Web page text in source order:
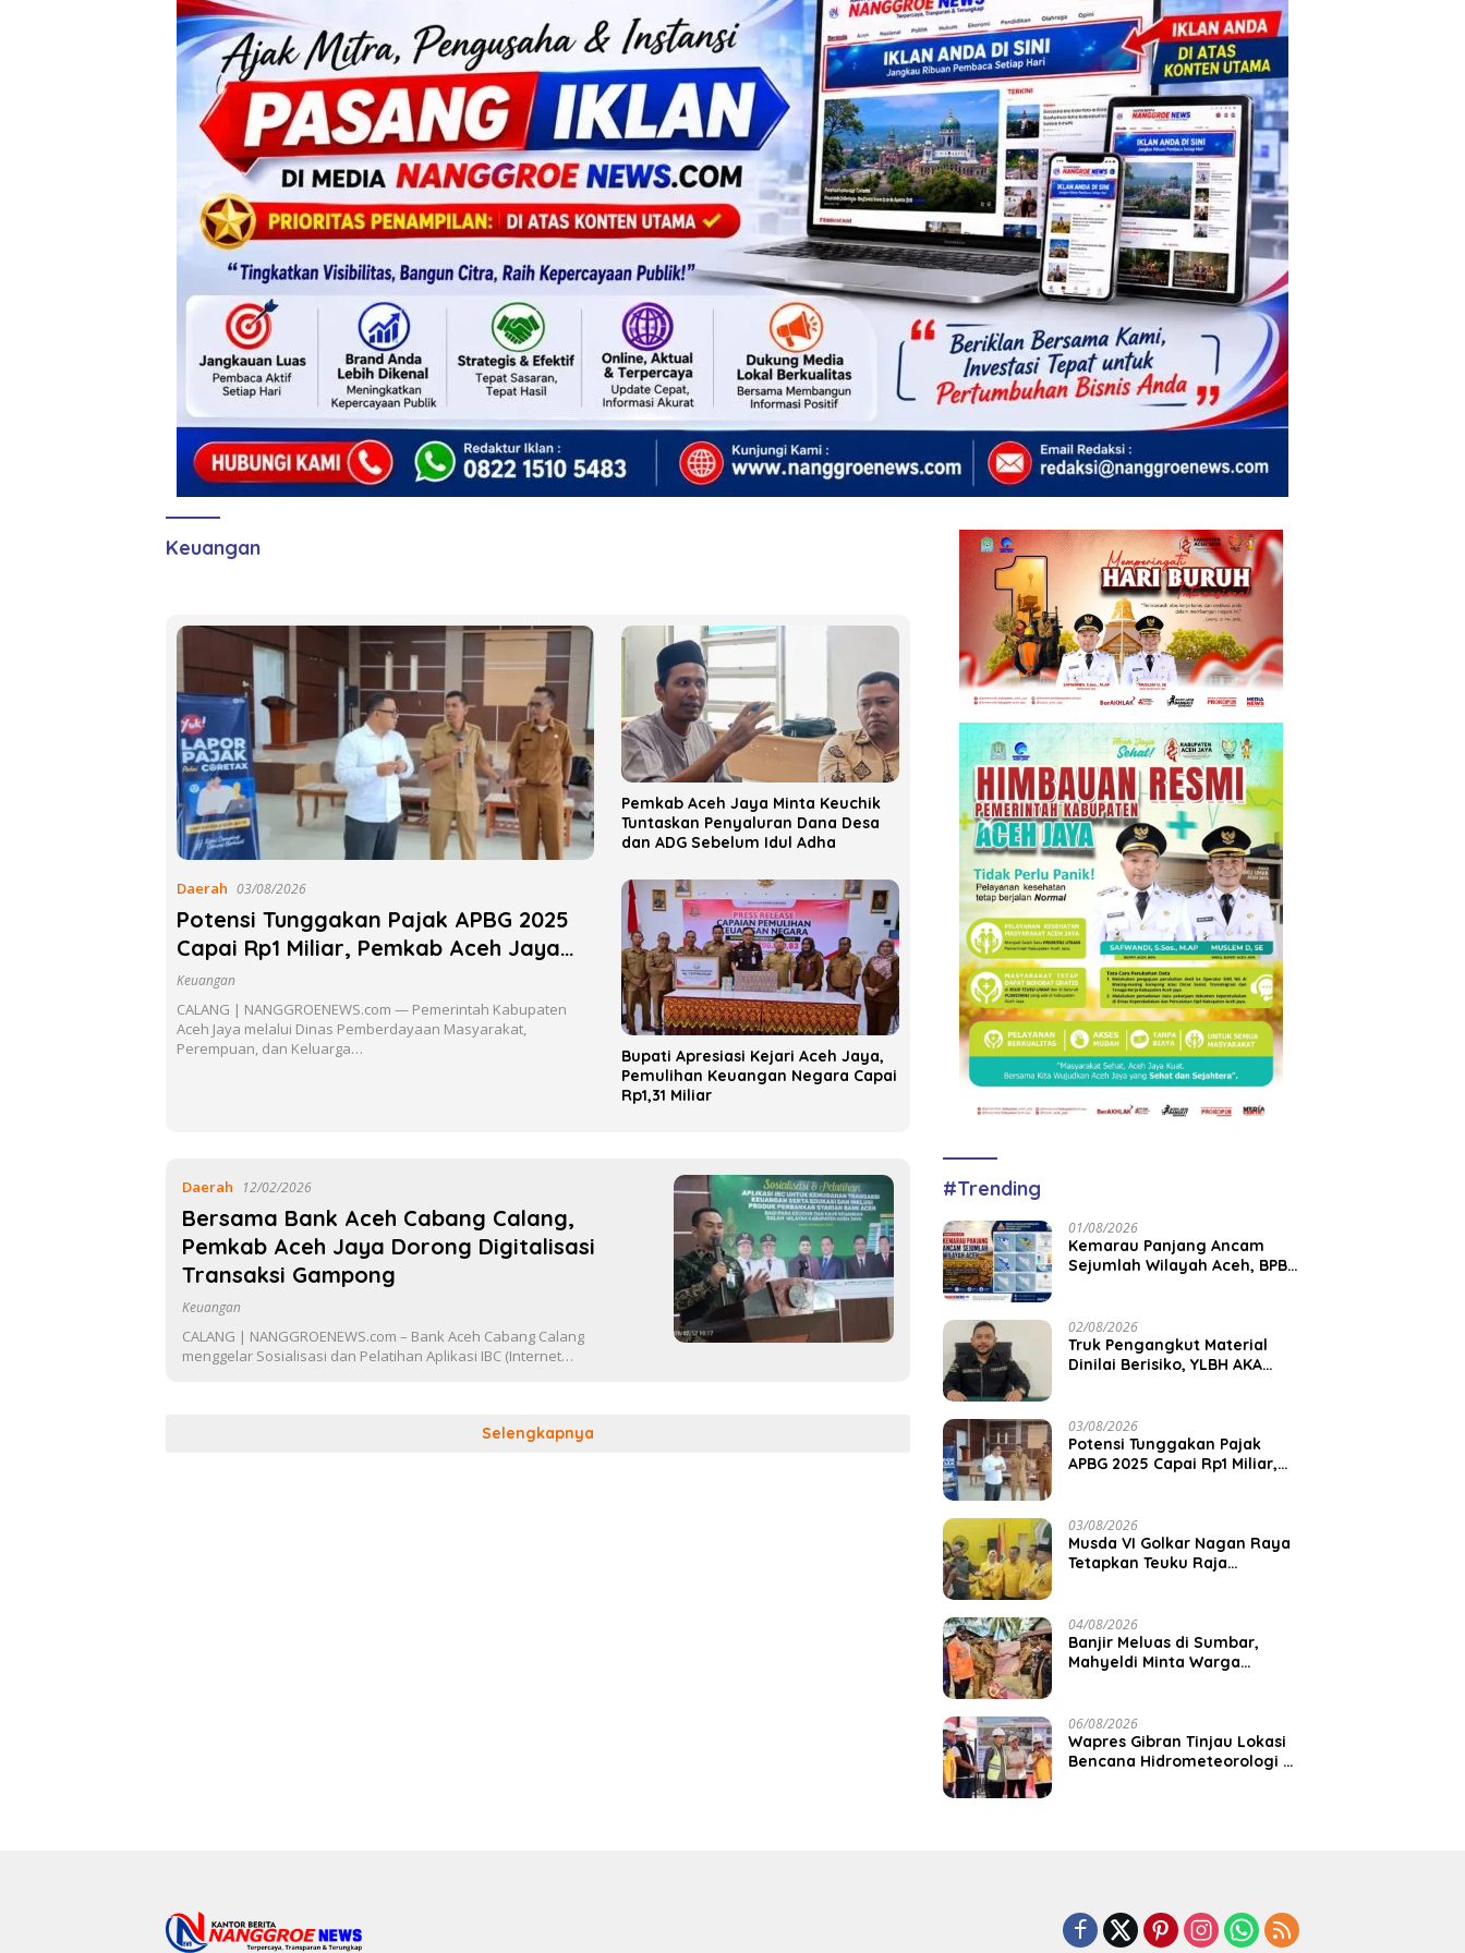
Keuangan
Daerah 03/08/2026
Potensi Tunggakan Pajak APBG 2025
Capai Rp1 Miliar, Pemkab Aceh Jaya
Verifikasi 172 Gampong
Keuangan
CALANG | NANGGROENEWS.com — Pemerintah Kabupaten
Aceh Jaya melalui Dinas Pemberdayaan Masyarakat,
Perempuan, dan Keluarga…
Pemkab Aceh Jaya Minta Keuchik
Tuntaskan Penyaluran Dana Desa
dan ADG Sebelum Idul Adha
Bupati Apresiasi Kejari Aceh Jaya,
Pemulihan Keuangan Negara Capai
Rp1,31 Miliar
Daerah 12/02/2026
‎Bersama Bank Aceh Cabang Calang,
Pemkab Aceh Jaya Dorong Digitalisasi
Transaksi Gampong
Keuangan
CALANG | NANGGROENEWS.com – Bank Aceh Cabang Calang
menggelar Sosialisasi dan Pelatihan Aplikasi IBC (Internet…
Selengkapnya
#Trending
01/08/2026
Kemarau Panjang Ancam
Sejumlah Wilayah Aceh, BPBK
02/08/2026
Truk Pengangkut Material
Dinilai Berisiko, YLBH AKA
03/08/2026
Potensi Tunggakan Pajak
APBG 2025 Capai Rp1 Miliar,
03/08/2026
Musda VI Golkar Nagan Raya
Tetapkan Teuku Raja
04/08/2026
Banjir Meluas di Sumbar,
Mahyeldi Minta Warga
06/08/2026
Wapres Gibran Tinjau Lokasi
Bencana Hidrometeorologi di